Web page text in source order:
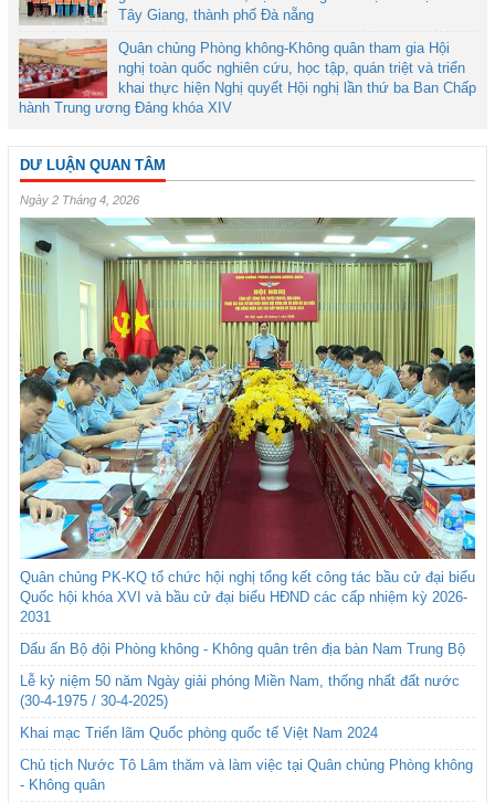
Tây Giang, thành phố Đà nẵng
Quân chủng Phòng không-Không quân tham gia Hội
nghị toàn quốc nghiên cứu, học tập, quán triệt và triển
khai thực hiện Nghị quyết Hội nghị lần thứ ba Ban Chấp
hành Trung ương Đảng khóa XIV
DƯ LUẬN QUAN TÂM
Ngày 2 Tháng 4, 2026
Quân chủng PK-KQ tổ chức hội nghị tổng kết công tác bầu cử đại biểu
Quốc hội khóa XVI và bầu cử đại biểu HĐND các cấp nhiệm kỳ 2026-
2031
Dấu ấn Bộ đội Phòng không - Không quân trên địa bàn Nam Trung Bộ
Lễ kỷ niệm 50 năm Ngày giải phóng Miền Nam, thống nhất đất nước
(30-4-1975 / 30-4-2025)
Khai mạc Triển lãm Quốc phòng quốc tế Việt Nam 2024
Chủ tịch Nước Tô Lâm thăm và làm việc tại Quân chủng Phòng không
- Không quân